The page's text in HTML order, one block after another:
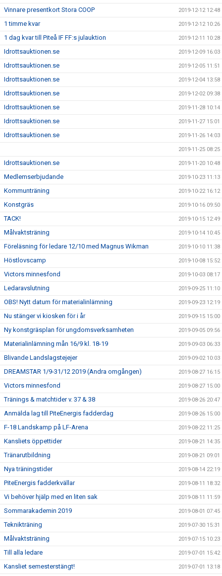
Vinnare presentkort Stora COOP 2019-12-12 12:48
1 timme kvar 2019-12-12 10:26
1 dag kvar till Piteå IF FF:s julauktion 2019-12-11 10:28
Idrottsauktionen.se 2019-12-09 16:03
Idrottsauktionen.se 2019-12-05 11:51
Idrottsauktionen.se 2019-12-04 13:58
Idrottsauktionen.se 2019-12-02 09:38
Idrottsauktionen.se 2019-11-28 10:14
Idrottsauktionen.se 2019-11-27 15:01
Idrottsauktionen.se 2019-11-26 14:03
2019-11-25 08:25
Idrottsauktionen.se 2019-11-20 10:48
Medlemserbjudande 2019-10-23 11:13
Kommunträning 2019-10-22 16:12
Konstgräs 2019-10-16 09:50
TACK! 2019-10-15 12:49
Målvaktsträning 2019-10-14 10:45
Föreläsning för ledare 12/10 med Magnus Wikman 2019-10-10 11:38
Höstlovscamp 2019-10-08 15:52
Victors minnesfond 2019-10-03 08:17
Ledaravslutning 2019-09-25 11:10
OBS! Nytt datum för materialinlämning 2019-09-23 12:19
Nu stänger vi kiosken för i år 2019-09-15 15:00
Ny konstgräsplan för ungdomsverksamheten 2019-09-05 09:56
Materialinlämning mån 16/9 kl. 18-19 2019-09-03 06:33
Blivande Landslagstejejer 2019-09-02 10:03
DREAMSTAR 1/9-31/12 2019 (Andra omgången) 2019-08-27 16:15
Victors minnesfond 2019-08-27 15:00
Tränings & matchtider v. 37 & 38 2019-08-26 20:47
Anmälda lag till PiteEnergis fadderdag 2019-08-26 15:00
F-18 Landskamp på LF-Arena 2019-08-22 11:25
Kansliets öppettider 2019-08-21 14:35
Tränarutbildning 2019-08-21 09:01
Nya träningstider 2019-08-14 22:19
PiteEnergis fadderkvällar 2019-08-11 18:32
Vi behöver hjälp med en liten sak 2019-08-11 11:59
Sommarakademin 2019 2019-08-01 07:45
Teknikträning 2019-07-30 15:31
Målvaktsträning 2019-07-15 10:23
Till alla ledare 2019-07-01 15:42
Kansliet semesterstängt! 2019-07-01 13:18